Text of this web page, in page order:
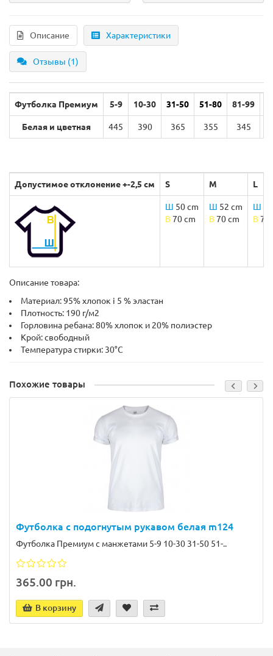
Описание Характеристики
Отзывы (1)
Футболка Премиум 5-9 10-30 31-50 51-80 81-99
Белая и цветная 445 390 365 355 345
Допустимое отклонение +-2,5 см S M L
Ш 50 cm
B70 cm
Ш 52 cm
B70 cm
Ш
B73
Описание товара:
Материал: 95% хлопок і 5 % эластан
Плотность: 190 г/м2
Горловина ребана: 80% хлопок и 20% полиэстер
Крой: свободный
Температура стирки: 30°C
Похожие товары
Футболка с подогнутым рукавом белая m124
Футболка Премиум с манжетами 5-9 10-30 31-50 51-..
365.00 грн.
В корзину